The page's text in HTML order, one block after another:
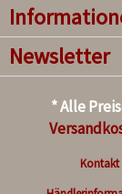
Newsletter
* Alle
Kontakt